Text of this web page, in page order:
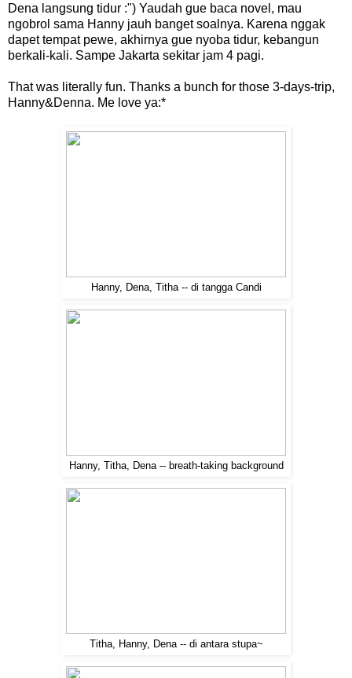
Dena langsung tidur :") Yaudah gue baca novel, mau
ngobrol sama Hanny jauh banget soalnya. Karena nggak
dapet tempat pewe, akhirnya gue nyoba tidur, kebangun
berkali-kali. Sampe Jakarta sekitar jam 4 pagi.
That was literally fun. Thanks a bunch for those 3-days-trip,
Hanny&Denna. Me love ya:*
Hanny, Dena, Titha -- di tangga Candi
Hanny, Titha, Dena -- breath-taking background
Titha, Hanny, Dena -- di antara stupa~